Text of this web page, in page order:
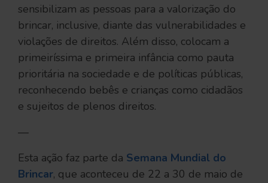
sensibilizam as pessoas para a valorização do
brincar, inclusive, diante das vulnerabilidades e
violações de direitos. Além disso, colocam a
primeiríssima e primeira infância como pauta
prioritária na sociedade e de políticas públicas,
reconhecendo bebês e crianças como cidadãos
e sujeitos de plenos direitos.
—
Esta ação faz parte da Semana Mundial do
Brincar, que aconteceu de 22 a 30 de maio de